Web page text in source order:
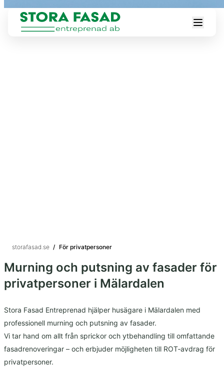
storafasad.se / För privatpersoner
Murning och putsning av fasader för
privatpersoner i Mälardalen
Stora Fasad Entreprenad hjälper husägare i Mälardalen med
professionell murning och putsning av fasader.
Vi tar hand om allt från sprickor och ytbehandling till omfattande
fasadrenoveringar – och erbjuder möjligheten till ROT‑avdrag för
privatpersoner.